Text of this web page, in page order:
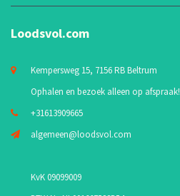
Loodsvol.com
Kempersweg 15, 7156 RB Beltrum
Ophalen en bezoek alleen op afspraak!
+31613909665
algemeen@loodsvol.com
KvK 09099009